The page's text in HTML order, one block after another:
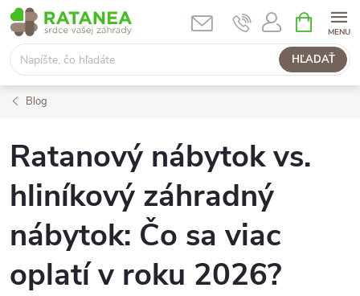
Prejsť
na
obsah
HĽADAŤ
KOŠÍK
Blog
Ratanový nábytok vs.
hliníkový záhradný
nábytok: Čo sa viac
oplatí v roku 2026?